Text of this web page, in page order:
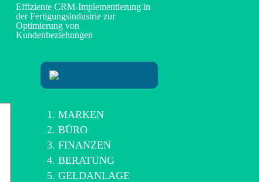
Effiziente CRM-Implementierung in
der Fertigungsindustrie zur
Optimierung von
Kundenbeziehungen
MARKEN
BÜRO
FINANZEN
BERATUNG
GELDANLAGE